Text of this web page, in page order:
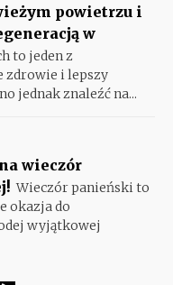
powietrzu i
w
to jeden z
zdrowie i lepszy
jednak znaleźć na...
wieczór
Wieczór panieński to
okazja do
wyjątkowej